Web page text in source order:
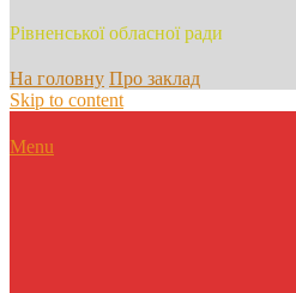
Рівненської обласної ради
На головну Про заклад
Skip to content
Menu